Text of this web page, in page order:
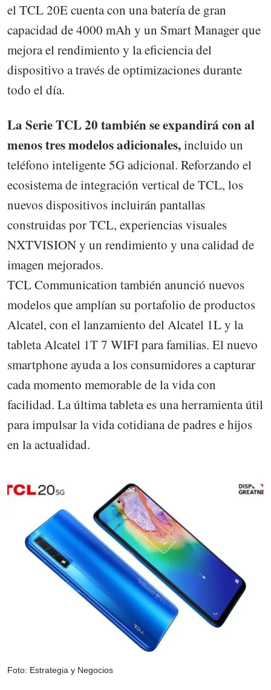
el TCL 20E cuenta con una batería de gran
capacidad de 4000 mAh y un Smart Manager que
mejora el rendimiento y la eficiencia del
dispositivo a través de optimizaciones durante
todo el día.
La Serie TCL 20 también se expandirá con al
menos tres modelos adicionales,incluido un
teléfono inteligente 5G adicional. Reforzando el
ecosistema de integración vertical de TCL, los
nuevos dispositivos incluirán pantallas
construidas por TCL, experiencias visuales
NXTVISION y un rendimiento y una calidad de
imagen mejorados.
TCL Communication también anunció nuevos
modelos que amplían su portafolio de productos
Alcatel, con el lanzamiento del Alcatel 1L y la
tableta Alcatel 1T 7 WIFI para familias. El nuevo
smartphone ayuda a los consumidores a capturar
cada momento memorable de la vida con
facilidad. La última tableta es una herramienta útil
para impulsar la vida cotidiana de padres e hijos
en la actualidad.
Foto: Estrategia y Negocios